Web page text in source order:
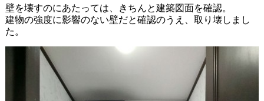
壁を壊すのにあたっては、きちんと建築図面を確認。
建物の強度に影響のない壁だと確認のうえ、取り壊しまし
た。